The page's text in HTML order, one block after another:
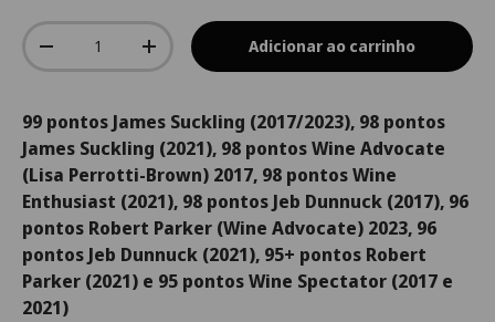
Qtd.
-
+ Adicionar ao carrinho
99 pontos James Suckling (2017/2023), 98 pontos
James Suckling (2021), 98 pontos Wine Advocate
(Lisa Perrotti-Brown) 2017, 98 pontos Wine
Enthusiast (2021), 98 pontos Jeb Dunnuck (2017), 96
pontos Robert Parker (Wine Advocate) 2023, 96
pontos Jeb Dunnuck (2021), 95+ pontos Robert
Parker (2021) e 95 pontos Wine Spectator (2017 e
2021)